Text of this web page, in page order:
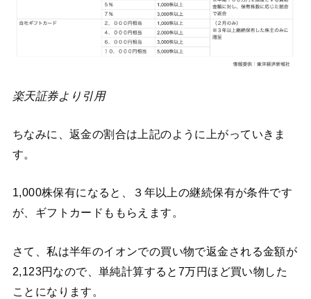
楽天証券より引用
ちなみに、返金の割合は上記のように上がっていきま
す。
1,000株保有になると、３年以上の継続保有が条件です
が、ギフトカードももらえます。
さて、私は半年のイオンでの買い物で返金される金額が
2,123円なので、単純計算すると7万円ほど買い物した
ことになります。